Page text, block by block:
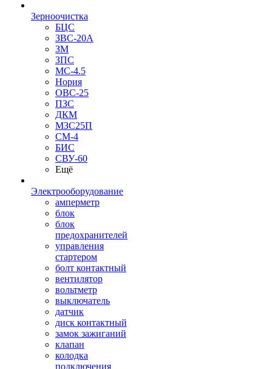
Зерноочистка
БЦС
ЗВС-20А
ЗМ
ЗПС
МС-4.5
Нория
ОВС-25
ПЗС
ДКМ
МЗС25П
СМ-4
БИС
СВУ-60
Ещё
Электрооборудование
амперметр
блок
блок
предохранителей
управления
стартером
болт контактный
вентилятор
вольтметр
выключатель
датчик
диск контактный
замок зажиганий
клапан
колодка
подключения